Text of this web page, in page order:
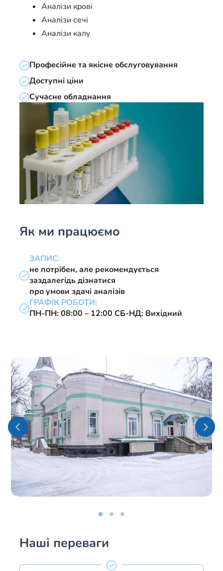
Аналізи крові
Аналізи сечі
Аналізи калу
Професійне та якісне обслуговування
Доступні ціни
Сучасне обладнання
Як ми працюємо
ЗАПИС:
не потрібен, але рекомендується
заздалегідь дізнатися
про умови здачі аналізів
ГРАФІК РОБОТИ:
ПН-ПН: 08:00 – 12:00 СБ-НД: Вихідний
Наші переваги